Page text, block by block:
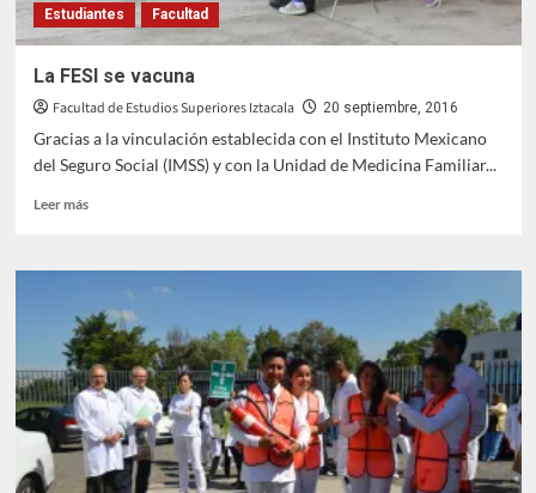
Estudiantes Facultad
La FESI se vacuna
Facultad de Estudios Superiores Iztacala 20 septiembre, 2016
Gracias a la vinculación establecida con el Instituto Mexicano
del Seguro Social (IMSS) y con la Unidad de Medicina Familiar...
Leer másLeer
La
se
vacuna